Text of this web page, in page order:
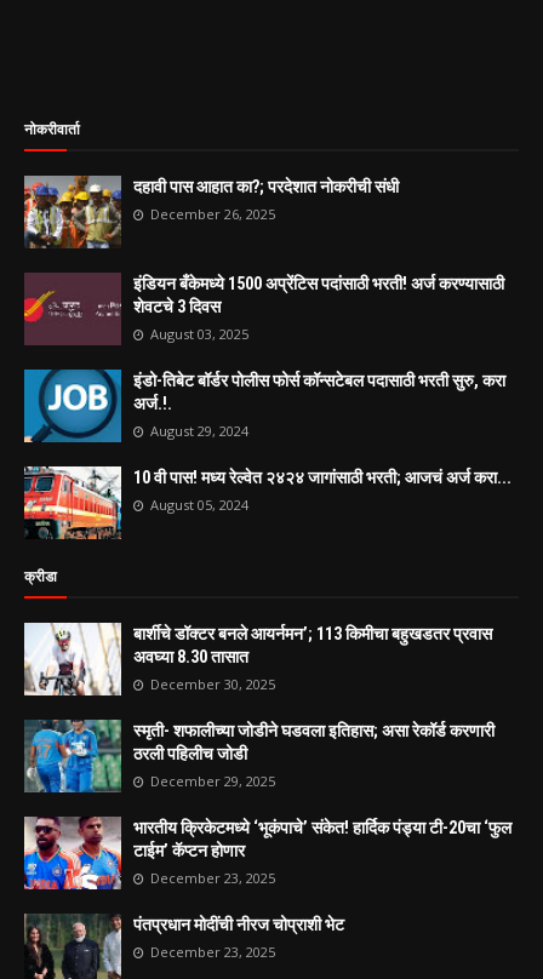
नोकरीवार्ता
दहावी पास आहात का?; परदेशात नोकरीची संधी
December 26, 2025
इंडियन बँकेमध्ये 1500 अप्रेंटिस पदांसाठी भरती! अर्ज करण्यासाठी
शेवटचे 3 दिवस
August 03, 2025
इंडो-तिबेट बॉर्डर पोलीस फोर्स कॉन्सटेबल पदासाठी भरती सुरु, करा
अर्ज.!.
August 29, 2024
10 वी पास! मध्य रेल्वेत २४२४ जागांसाठी भरती; आजचं अर्ज करा...
August 05, 2024
क्रीडा
बार्शीचे डॉक्टर बनले आयर्नमन’; 113 किमीचा बहुखडतर प्रवास
अवघ्या 8.30 तासात
December 30, 2025
स्मृती- शफालीच्या जोडीने घडवला इतिहास; असा रेकॉर्ड करणारी
ठरली पहिलीच जोडी
December 29, 2025
भारतीय क्रिकेटमध्ये ‘भूकंपाचे’ संकेत! हार्दिक पंड्या टी-20चा ‘फुल
टाईम’ कॅप्टन होणार
December 23, 2025
पंतप्रधान मोदींची नीरज चोप्राशी भेट
December 23, 2025